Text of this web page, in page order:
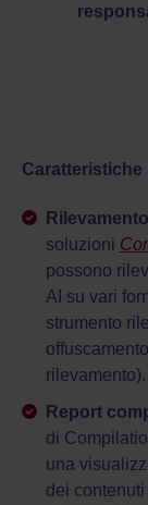
soluzioni
possono
AI su vari
strumento
rilevamento).
Report
di
una
dei